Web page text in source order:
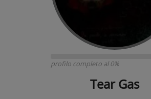
profilo completo al 0%
Tear Gas